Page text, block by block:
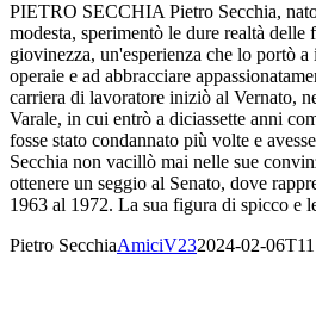
PIETRO SECCHIA Pietro Secchia,
modesta, sperimentò le dure realtà delle
giovinezza, un'esperienza che lo portò
operaie e ad abbracciare
carriera di lavoratore iniziò al Vernato,
Varale, in cui entrò a diciassette anni
fosse stato condannato più volte e
Secchia non vacillò mai nelle sue
ottenere un seggio al Senato, dove
1963 al 1972. La sua figura di spicco e
Pietro SecchiaAmiciV232024-02-